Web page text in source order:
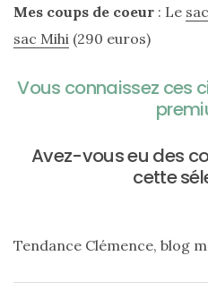
Mes coups de coeur : Le
sac Mihi (290 euros)
Vous connaissez ces
Avez-vous eu des
cette
Tendance Clémence, blog